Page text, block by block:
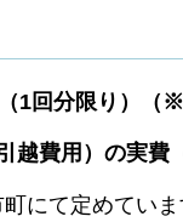
1回分限り）（
越費用）の実費
にて定めてい